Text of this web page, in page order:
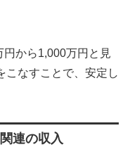
から1,000万円と見
こなすことで、安定し
連の収入